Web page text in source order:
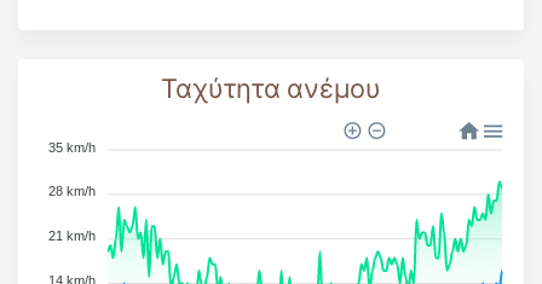
Ταχύτητα ανέμου
35 km/h
28 km/h
21 km/h
14 km/h